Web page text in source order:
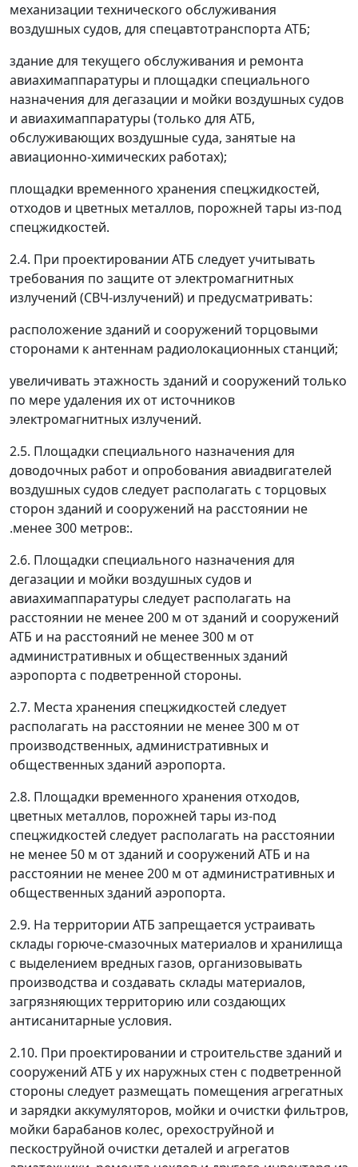
механизации технического обслуживания
воздушных судов, для спецавтотранспорта АТБ;
здание для текущего обслуживания и ремонта
авиахимаппаратуры и площадки специального
назначения для дегазации и мойки воздушных судов
и авиахимаппаратуры (только для АТБ,
обслуживающих воздушные суда, занятые на
авиационно-химических работах);
площадки временного хранения спецжидкостей,
отходов и цветных металлов, порожней тары из-под
спецжидкостей.
2.4. При проектировании АТБ следует учитывать
требования по защите от электромагнитных
излучений (СВЧ-излучений) и предусматривать:
расположение зданий и сооружений торцовыми
сторонами к антеннам радиолокационных станций;
увеличивать этажность зданий и сооружений только
по мере удаления их от источников
электромагнитных излучений.
2.5. Площадки специального назначения для
доводочных работ и опробования авиадвигателей
воздушных судов следует располагать с торцовых
сторон зданий и сооружений на расстоянии не
.менее 300 метров:.
2.6. Площадки специального назначения для
дегазации и мойки воздушных судов и
авиахимаппаратуры следует располагать на
расстоянии не менее 200 м от зданий и сооружений
АТБ и на расстояний не менее 300 м от
административных и общественных зданий
аэропорта с подветренной стороны.
2.7. Места хранения спецжидкостей следует
располагать на расстоянии не менее 300 м от
производственных, административных и
общественных зданий аэропорта.
2.8. Площадки временного хранения отходов,
цветных металлов, порожней тары из-под
спецжидкостей следует располагать на расстоянии
не менее 50 м от зданий и сооружений АТБ и на
расстоянии не менее 200 м от административных и
общественных зданий аэропорта.
2.9. На территории АТБ запрещается устраивать
склады горюче-смазочных материалов и хранилища
с выделением вредных газов, организовывать
производства и создавать склады материалов,
загрязняющих территорию или создающих
антисанитарные условия.
2.10. При проектировании и строительстве зданий и
сооружений АТБ у их наружных стен с подветренной
стороны следует размещать помещения агрегатных
и зарядки аккумуляторов, мойки и очистки фильтров,
мойки барабанов колес, орехоструйной и
пескоструйной очистки деталей и агрегатов